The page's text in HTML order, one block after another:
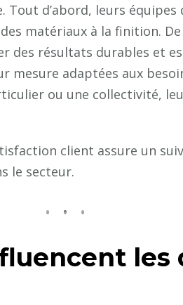
Tout d’abord, leurs
matériaux à la finition.
des résultats durables et
mesure adaptées aux
ou une collectivité,
client assure un
le secteur.
les